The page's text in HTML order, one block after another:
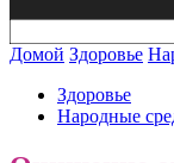
Домой Здоровье
Здоровье
Народные